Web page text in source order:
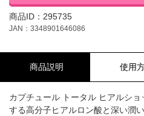
商品ID：295735
JAN：3348901646086
商品説明 使用
カプチュール トータル ヒアルシ
する高分子ヒアルロン酸と深い潤